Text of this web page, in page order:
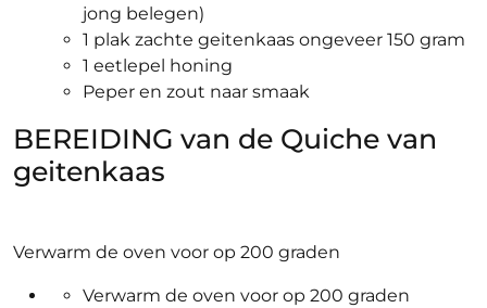
jong belegen)
1 plak zachte geitenkaas ongeveer 150 gram
1 eetlepel honing
Peper en zout naar smaak
BEREIDING van de Quiche van
geitenkaas
Verwarm de oven voor op 200 graden
Verwarm de oven voor op 200 graden